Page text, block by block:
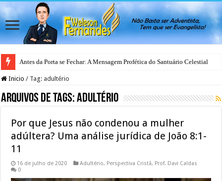
Antes da Porta se Fechar: A Mensagem Profética do Santuário Celestial
Inicio / Tag: adultério
Arquivos de Tags:adultério
Por que Jesus não condenou a mulher
adúltera? Uma análise jurídica de João 8:1-
11
16 de julho de 2020 Adultério, Perspectiva Cristã, Prof. Davi Caldas
0